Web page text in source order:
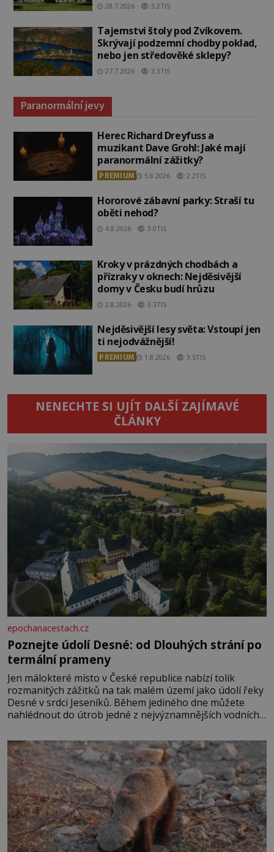
28.7.2026 3.2TIS
Tajemství štoly pod Zvíkovem.
Skrývají podzemní chodby poklad,
nebo jen středověké sklepy?
27.7.2026 3.3TIS
Paranormální jevy
Herec Richard Dreyfuss a
muzikant Dave Grohl: Jaké mají
paranormální zážitky?
PREMIUM 5.8.2026 2.2TIS
Hororové zábavní parky: Straší tu
oběti nehod?
4.8.2026 3.0TIS
Kroky v prázdných chodbách a
přízraky v oknech: Nejděsivější
domy v Česku budí hrůzu
2.8.2026 3.3TIS
Nejděsivější lesy světa: Vstoupí jen
ti nejodvážnější!
PREMIUM 1.8.2026 3.5TIS
NENECHTE SI UJÍT DALŠÍ ZAJÍMAVÉ
ČLÁNKY
epochanacestach.cz
Poznejte údolí Desné: od Dlouhých strání po
termální prameny
Jen málokteré místo v České republice nabízí tolik
rozmanitých zážitků na tak malém území jako údolí řeky
Desné v srdci Jeseníků. Během jediného dne můžete
nahlédnout do útrob jedné z nejvýznamnějších vodních
se na koloběžce a den zakončit poznáváním památek ve
Velkých Losinách nebo v termálním